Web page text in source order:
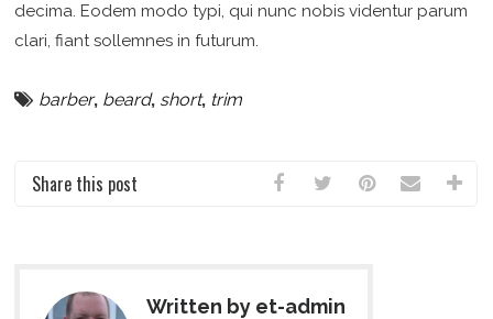
decima. Eodem modo typi, qui nunc nobis videntur parum
clari, fiant sollemnes in futurum.
barber, beard, short, trim
Share this post
Written by et-admin